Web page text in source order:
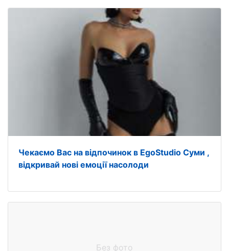
Чекаємо Вас на відпочинок в EgoStudio Суми ,
відкривай нові емоції насолоди
Без фото